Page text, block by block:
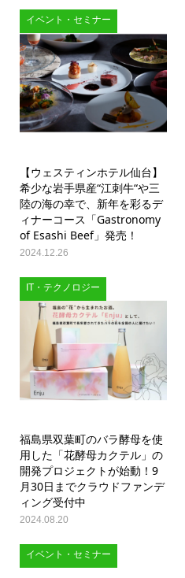
イベント・セミナー
【ウェスティンホテル仙台】
希少な岩手県産“江刺牛“や三
陸の海の幸で、新年を彩るデ
ィナーコース「Gastronomy
of Esashi Beef」発売！
2024.12.26
IT・テクノロジー
福島県双葉町のバラ酵母を使
用した「花酵母カクテル」の
開発プロジェクトが始動！9
月30日までクラウドファンデ
ィング受付中
2024.08.20
イベント・セミナー